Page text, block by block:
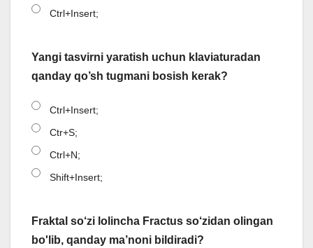
Ctrl+Insert;
Yangi tasvirni yaratish uchun klaviaturadan
qanday qo’sh tugmani bosish kerak?
Ctrl+Insert;
Ctr+S;
Ctrl+N;
Shift+Insert;
Fraktal so‘zi lolincha Fractus so‘zidan olingan
bo'lib, qanday ma’noni bildiradi?